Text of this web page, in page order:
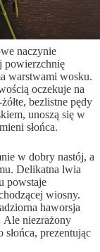
naczynie
powierzchnię
warstwami wosku.
oczekuje na
bezlistne pędy
unoszą się w
słońca.
w dobry nastój, a
Delikatna lwia
powstaje
wiosny.
haworsja
Ale niezrażony
prezentując